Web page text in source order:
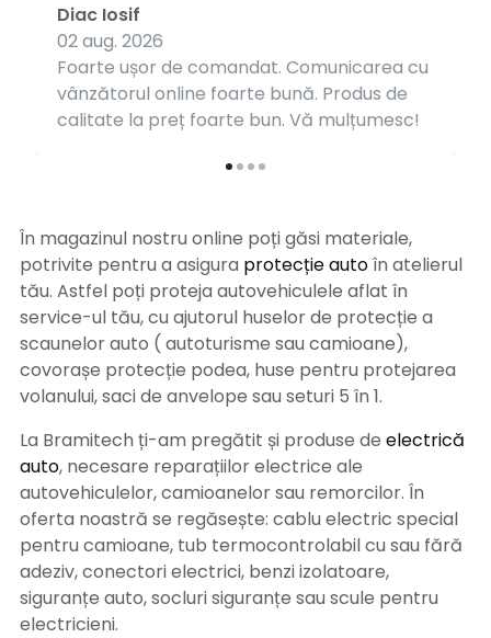
Foarte ușor de comandat. Comunicarea cu
vânzătorul online foarte bună. Produs de
calitate la preț foarte bun. Vă mulțumesc!
Diac Iosif
02 aug. 2026
În magazinul nostru online poți găsi materiale,
potrivite pentru a asigura protecție autoîn atelierul
tău. Astfel poți proteja autovehiculele aflat în
service-ul tău, cu ajutorul huselor de protecție a
scaunelor auto ( autoturisme sau camioane),
covorașe protecție podea, huse pentru protejarea
volanului, saci de anvelope sau seturi 5 în 1.
La Bramitech ți-am pregătit și produse de electrică
auto, necesare reparațiilor electrice ale
autovehiculelor, camioanelor sau remorcilor. În
oferta noastră se regăsește: cablu electric special
pentru camioane, tub termocontrolabil cu sau fără
adeziv, conectori electrici, benzi izolatoare,
siguranțe auto, socluri siguranțe sau scule pentru
electricieni.